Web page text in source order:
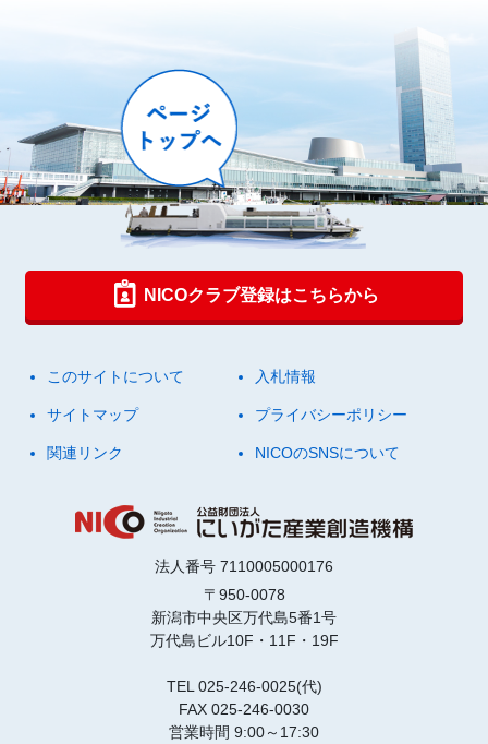
NICOクラブ登録はこちらから
このサイトについて 入札情報
サイトマップ プライバシーポリシー
関連リンク NICOのSNSについて
法人番号 7110005000176
〒950-0078
新潟市中央区万代島5番1号
万代島ビル10F・11F・19F
TEL 025-246-0025(代)
FAX 025-246-0030
営業時間 9:00～17:30